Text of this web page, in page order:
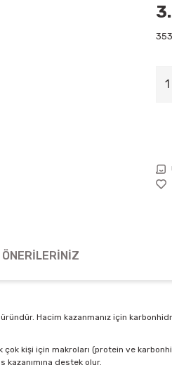
ÖNERILERINIZ
Hacim kazanmanız için
çok kişi için makroları (protein ve
destek olur.